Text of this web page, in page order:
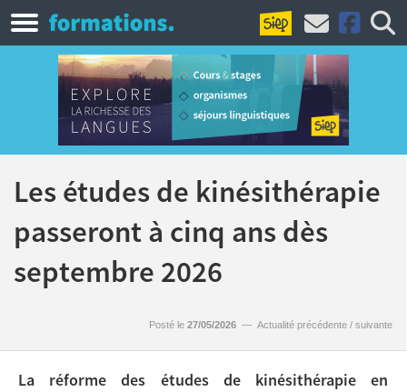
Les études de kinésithérapie
passeront à cinq ans dès
septembre 2026
Posté le 27/05/2026 — Actualité précédente / suivante
La réforme des études de kinésithérapie en